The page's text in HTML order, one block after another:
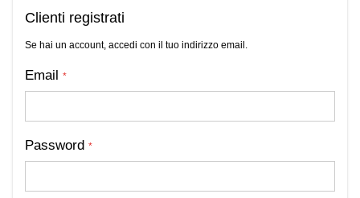
Clienti registrati
Se hai un account, accedi con il tuo indirizzo email.
Email
Password